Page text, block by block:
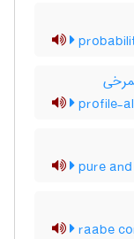
profile-
pure
raabe